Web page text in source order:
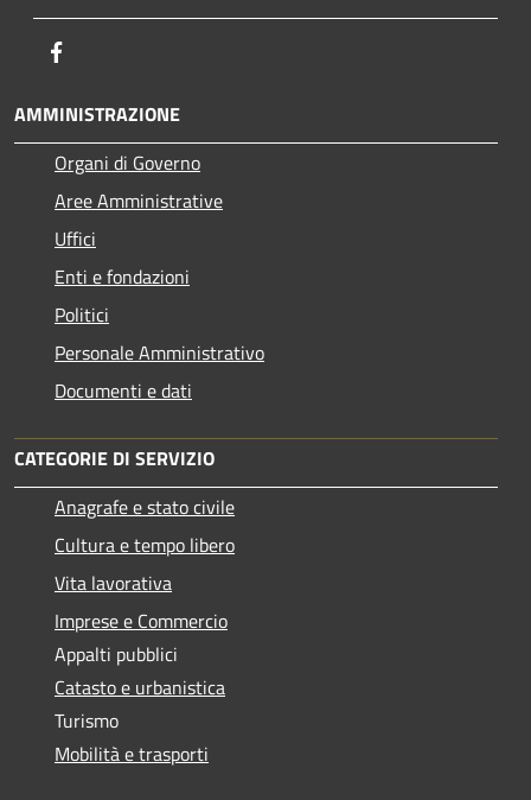
AMMINISTRAZIONE
Organi di Governo
Aree Amministrative
Uffici
Enti e fondazioni
Politici
Personale Amministrativo
Documenti e dati
CATEGORIE DI SERVIZIO
Anagrafe e stato civile
Cultura e tempo libero
Vita lavorativa
Imprese e Commercio
Appalti pubblici
Catasto e urbanistica
Turismo
Mobilità e trasporti